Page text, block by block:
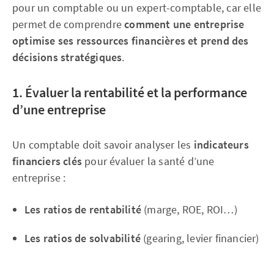
pour un comptable ou un expert-comptable, car elle
permet de comprendrecomment une entreprise
optimise ses ressources financières et prend des
décisions stratégiques.
1. Évaluer la rentabilité et la performance
d’une entreprise
Un comptable doit savoir analyser les indicateurs
financiers clés pour évaluer la santé d’une
entreprise :
Les ratios de rentabilité (marge, ROE, ROI…)
Les ratios de solvabilité (gearing, levier financier)